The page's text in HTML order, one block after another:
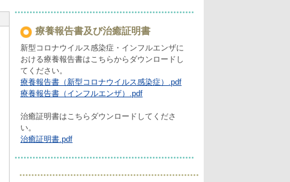
療養報告書及び治癒証明書
新型コロナウイルス感染症・インフルエンザに
おける療養報告書はこちらからダウンロードし
てください。
療養報告書（新型コロナウイルス感染症）.pdf
療養報告書（インフルエンザ）.pdf
治癒証明書はこちらダウンロードしてくださ
い。
治癒証明書.pdf